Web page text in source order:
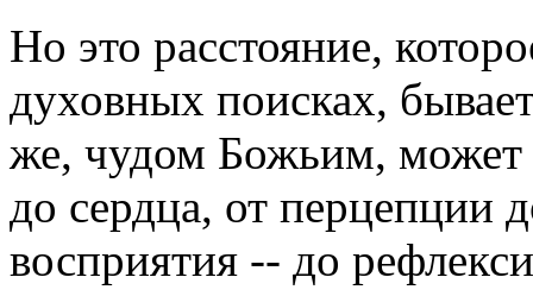
Но это расстояние,
духовных поисках,
же, чудом Божьим, может
до сердца, от перцепции
восприятия -- до